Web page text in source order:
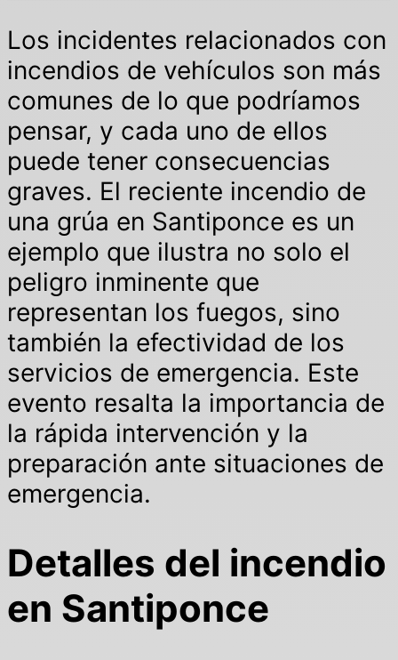
Los incidentes relacionados con
incendios de vehículos son más
comunes de lo que podríamos
pensar, y cada uno de ellos
puede tener consecuencias
graves. El reciente incendio de
una grúa en Santiponce es un
ejemplo que ilustra no solo el
peligro inminente que
representan los fuegos, sino
también la efectividad de los
servicios de emergencia. Este
evento resalta la importancia de
la rápida intervención y la
preparación ante situaciones de
emergencia.
Detalles del incendio
en Santiponce